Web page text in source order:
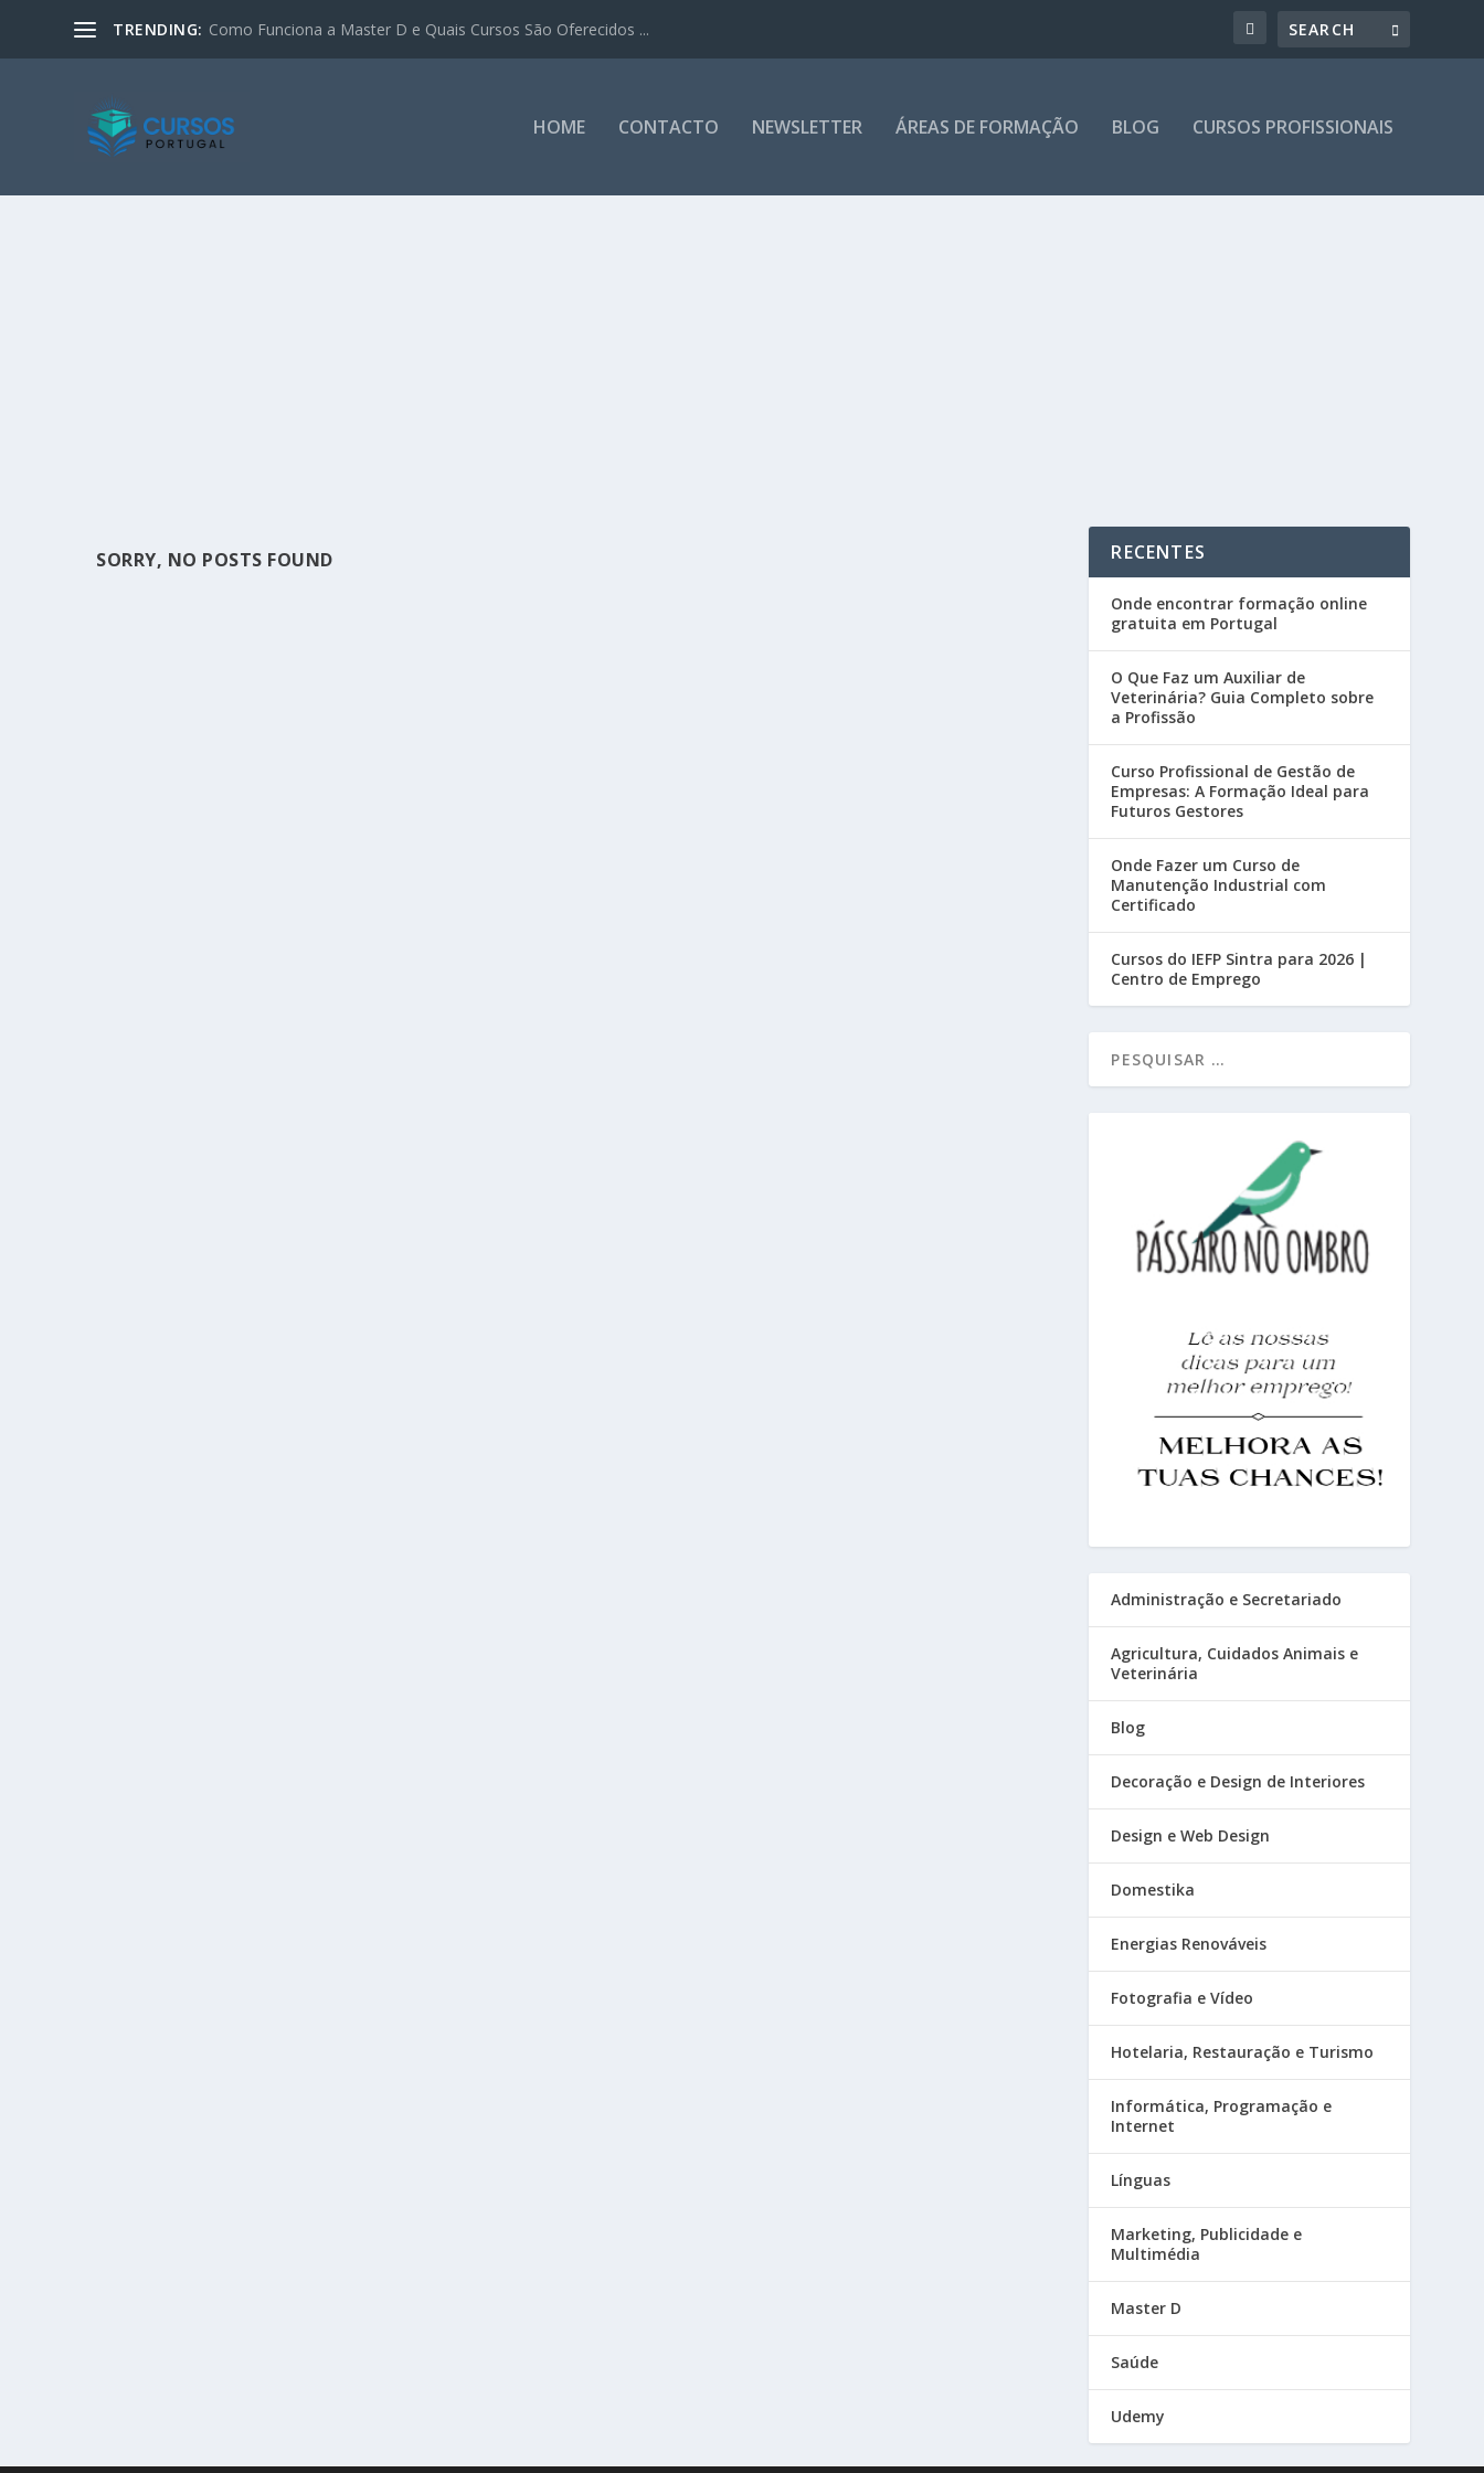
TRENDING: Como Funciona a Master D e Quais Cursos São Oferecidos ...
HOME CONTACTO NEWSLETTER ÁREAS DE FORMAÇÃO BLOG CURSOS PROFISSIONAIS
SORRY, NO POSTS FOUND RECENTES
Onde encontrar formação online
gratuita em Portugal
O Que Faz um Auxiliar de
Veterinária? Guia Completo sobre
a Profissão
Curso Profissional de Gestão de
Empresas: A Formação Ideal para
Futuros Gestores
Onde Fazer um Curso de
Manutenção Industrial com
Certificado
Cursos do IEFP Sintra para 2026 |
Centro de Emprego
Administração e Secretariado
Agricultura, Cuidados Animais e
Veterinária
Blog
Decoração e Design de Interiores
Design e Web Design
Domestika
Energias Renováveis
Fotografia e Vídeo
Hotelaria, Restauração e Turismo
Informática, Programação e
Internet
Línguas
Marketing, Publicidade e
Multimédia
Master D
Saúde
Udemy